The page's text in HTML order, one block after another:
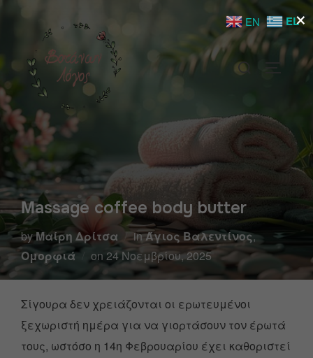
Μassage coffee body butter
byΜαίρη Δρίτσα inΆγιος Βαλεντίνος,
Ομορφιά
on 24 Νοεμβρίου, 2025
Σίγουρα δεν χρειάζονται οι ερωτευμένοι
ξεχωριστή ημέρα για να γιορτάσουν τον έρωτά
τους, ωστόσο η 14η Φεβρουαρίου έχει καθοριστεί
×
EN EL